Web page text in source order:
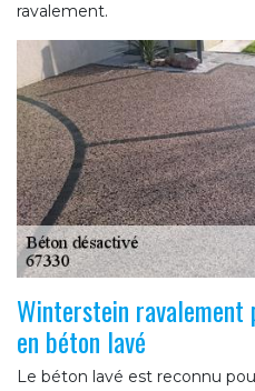
ravalement.
Winterstein
en béton lavé
Le béton lavé est reconnu